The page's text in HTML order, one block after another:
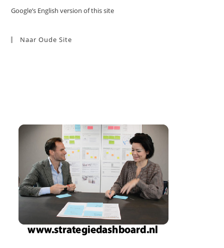
Google’s English version of this site
Naar Oude Site